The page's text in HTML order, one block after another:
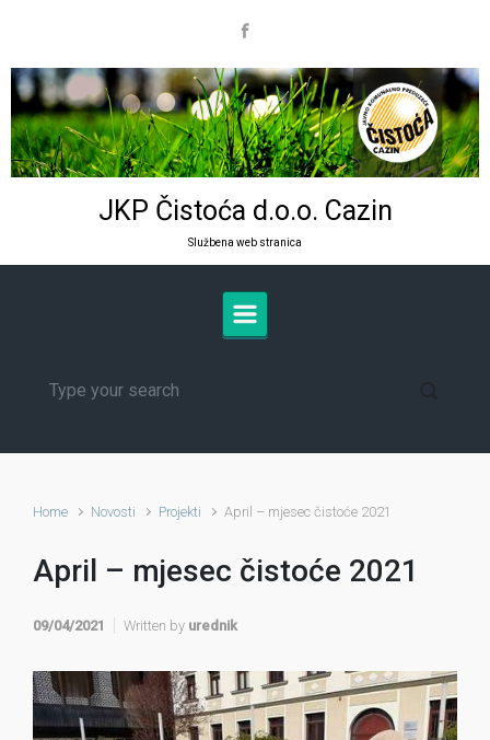
JKP Čistoća d.o.o. Cazin
Službena web stranica
Home Novosti Projekti April – mjesec čistoće 2021
April – mjesec čistoće 2021
09/04/2021 Written by urednik